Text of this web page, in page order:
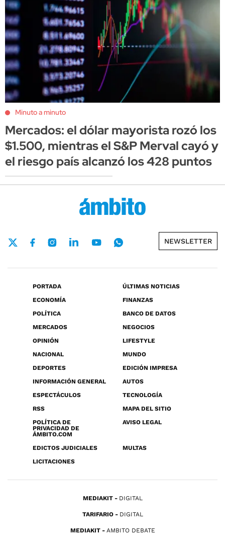
Minuto a minuto
Mercados: el dólar mayorista rozó los
$1.500, mientras el S&P Merval cayó y
el riesgo país alcanzó los 428 puntos
NEWSLETTER
PORTADA
ÚLTIMAS NOTICIAS
ECONOMÍA
FINANZAS
POLÍTICA
BANCO DE DATOS
MERCADOS
NEGOCIOS
OPINIÓN
LIFESTYLE
NACIONAL
MUNDO
DEPORTES
EDICIÓN IMPRESA
INFORMACIÓN GENERAL
AUTOS
ESPECTÁCULOS
TECNOLOGÍA
RSS
MAPA DEL SITIO
POLÍTICA DE
PRIVACIDAD DE
ÁMBITO.COM
AVISO LEGAL
EDICTOS JUDICIALES
MULTAS
LICITACIONES
MEDIAKIT DIGITAL
TARIFARIO DIGITAL
MEDIAKIT AMBITO DEBATE